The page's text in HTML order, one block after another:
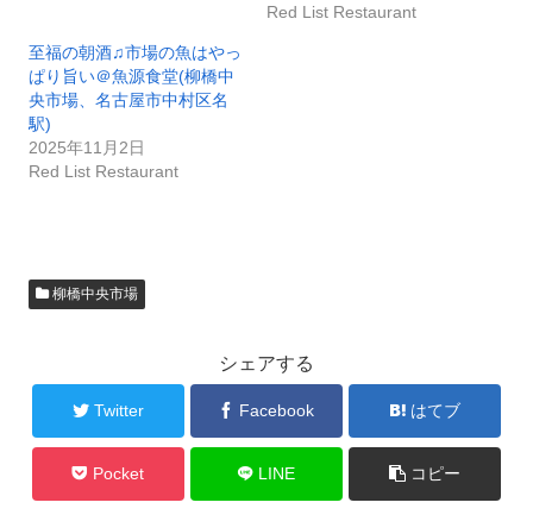
Red List Restaurant
至福の朝酒♫市場の魚はやっ
ぱり旨い＠魚源食堂(柳橋中
央市場、名古屋市中村区名
駅)
2025年11月2日
Red List Restaurant
柳橋中央市場
シェアする
Twitter Facebook はてブ
Pocket LINE コピー